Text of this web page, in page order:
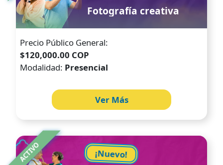
Fotografía creativa
Precio Público General:
$120,000.00 COP
Modalidad: Presencial
Ver Más
ACTIVO ¡Nuevo!
Image